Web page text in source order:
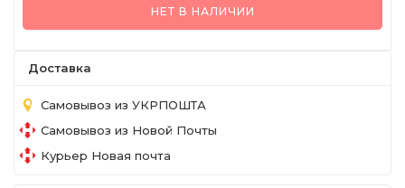
НЕТ В НАЛИЧИИ
Доставка
Самовывоз из УКРПОШТА
Самовывоз из Новой Почты
Курьер Новая почта